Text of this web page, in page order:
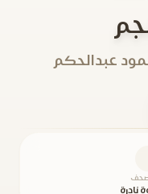
عبدالحكم
نادرة